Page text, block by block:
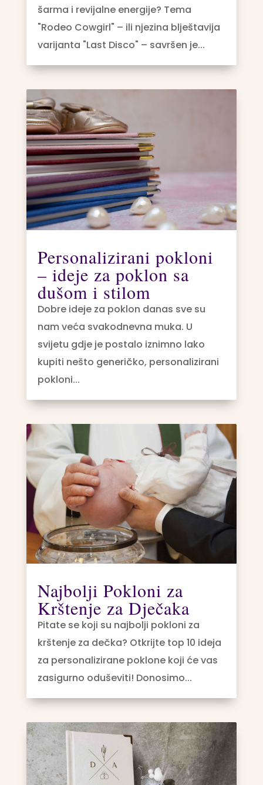
šarma i revijalne energije? Tema
"Rodeo Cowgirl" – ili njezina blještavija
varijanta "Last Disco" – savršen je...
Personalizirani pokloni
– ideje za poklon sa
dušom i stilom
Dobre ideje za poklon danas sve su
nam veća svakodnevna muka. U
svijetu gdje je postalo iznimno lako
kupiti nešto generičko, personalizirani
pokloni...
Najbolji Pokloni za
Krštenje za Dječaka
Pitate se koji su najbolji pokloni za
krštenje za dečka? Otkrijte top 10 ideja
za personalizirane poklone koji će vas
zasigurno oduševiti! Donosimo...